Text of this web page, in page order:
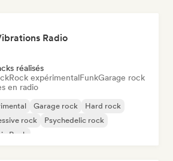
Radio
réalisés
Rock expérimentalFunkGarage rock
en radio
Garage rock
Hard rock
rock
Psychedelic rock
Rock